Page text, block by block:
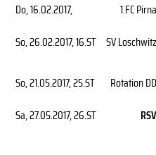
Do, 16.02.2017, 1.FC Pirna
So, 26.02.2017, 16.ST SV Loschwitz
So, 21.05.2017, 25.ST Rotation DD
Sa, 27.05.2017, 26.ST RSV